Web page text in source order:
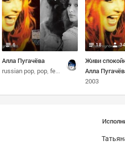
Алла Пугачёва
6
russian pop pop female vocalists russian
18
Алла
2003